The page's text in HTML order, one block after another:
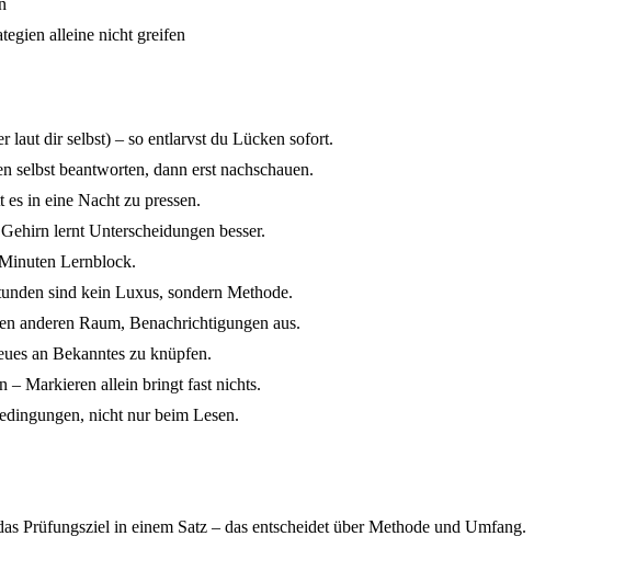
alleine nicht greifen
laut dir selbst) – so entlarvst du Lücken sofort.
selbst beantworten, dann erst nachschauen.
es in eine Nacht zu pressen.
lernt Unterscheidungen besser.
Lernblock.
sind kein Luxus, sondern Methode.
anderen Raum, Benachrichtigungen aus.
an Bekanntes zu knüpfen.
– Markieren allein bringt fast nichts.
nicht nur beim Lesen.
Prüfungsziel in einem Satz – das entscheidet über Methode und Umfang.